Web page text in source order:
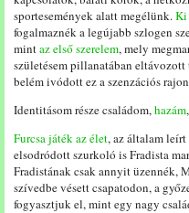
sportesemények alatt megélünk.Ki
fogalmaznék a legújabb szlogen
mintaz első szerelem, mely
születésem pillanatában
belém ivódott ez a szenzációs
Identitásom része családom,hazám
Furcsa játék az élet, az általam
elsodródott szurkoló is Fradista
Fradistának csak annyit üzennék,
szívedbe vésett csapatodon, a
fogyasztjuk el, mint egy nagy